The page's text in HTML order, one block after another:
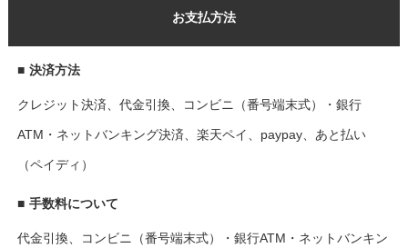
お支払方法
■ 決済方法
クレジット決済、代金引換、コンビニ（番号端末式）・銀行
ATM・ネットバンキング決済、楽天ペイ、paypay、あと払い
（ペイディ）
■ 手数料について
代金引換、コンビニ（番号端末式）・銀行ATM・ネットバンキン